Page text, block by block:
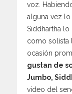
voz.
alguna vez
Siddhartha
como solista
ocasión
gustan de
Jumbo,
video del